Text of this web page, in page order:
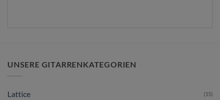
UNSERE GITARRENKATEGORIEN
Lattice (15)